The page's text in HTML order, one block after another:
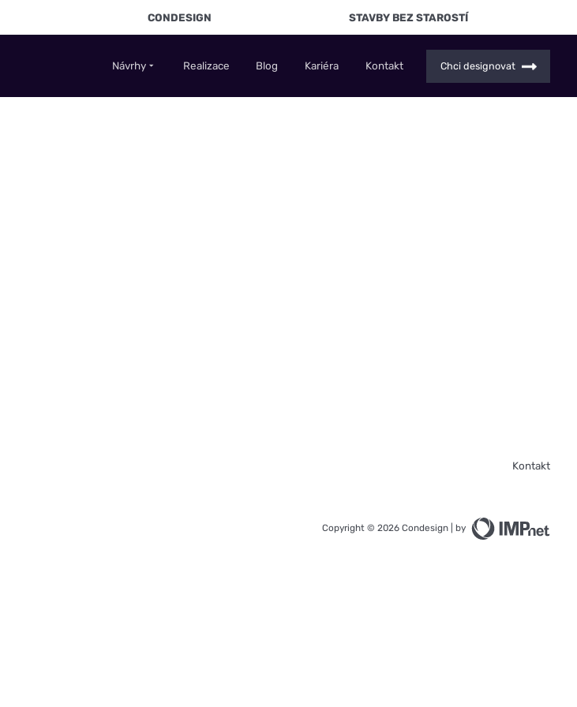
CONDESIGN STAVBY BEZ STAROSTÍ
Návrhy Realizace Blog Kariéra Kontakt Chci designovat
Kontakt
Copyright © 2026 Condesign | by